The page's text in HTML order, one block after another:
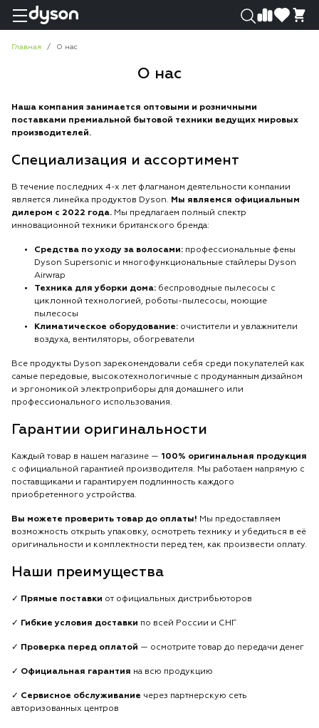
Главная О нас
О нас
Наша компания занимается оптовыми и розничными
поставками премиальной бытовой техники ведущих мировых
производителей.
Специализация и ассортимент
В течение последних 4-х лет флагманом деятельности компании
является линейка продуктов Dyson. Мы являемся официальным
дилером с 2022 года. Мы предлагаем полный спектр
инновационной техники британского бренда:
Средства по уходу за волосами: профессиональные фены
Dyson Supersonic и многофункциональные стайлеры Dyson
Airwrap
Техника для уборки дома: беспроводные пылесосы с
циклонной технологией, роботы-пылесосы, моющие
пылесосы
Климатическое оборудование: очистители и увлажнители
воздуха, вентиляторы, обогреватели
Все продукты Dyson зарекомендовали себя среди покупателей как
самые передовые, высокотехнологичные с продуманным дизайном
и эргономикой электроприборы для домашнего или
профессионального использования.
Гарантии оригинальности
Каждый товар в нашем магазине — 100% оригинальная продукция
с официальной гарантией производителя. Мы работаем напрямую с
поставщиками и гарантируем подлинность каждого
приобретенного устройства.
Вы можете проверить товар до оплаты! Мы предоставляем
возможность открыть упаковку, осмотреть технику и убедиться в её
оригинальности и комплектности перед тем, как произвести оплату.
Наши преимущества
✓ Прямые поставки от официальных дистрибьюторов
✓ Гибкие условия доставки по всей России и СНГ
✓ Проверка перед оплатой — осмотрите товар до передачи денег
✓ Официальная гарантия на всю продукцию
✓ Сервисное обслуживание через партнерскую сеть
авторизованных центров